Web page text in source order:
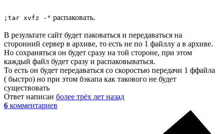
;tar xvfz -" распаковать.
В результате сайт будет паковаться и передаваться на
сторонний сервер в архиве, то есть не по 1 файллу а в архиве.
Но сохраняться он будет сразу на той стороне, при этом
каждый файл будет сразу и распаковываться.
То есть он будет передаваться со скоростью передачи 1 ффайла
( быстро) но при этом бэкапа как такового не будет
существовать
Ответ написан более трёх лет назад
6 комментариев